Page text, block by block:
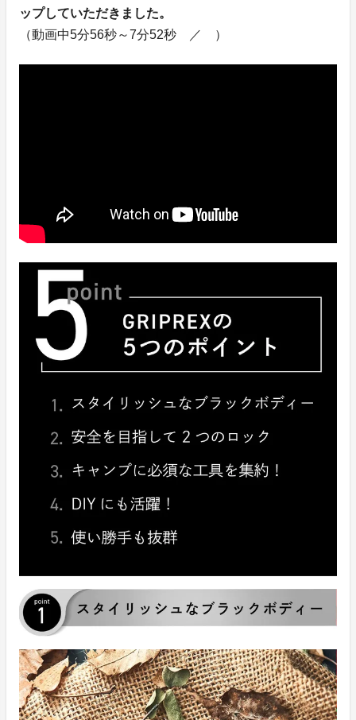
ップしていただきました。
（動画中5分56秒～7分52秒 ／ ）